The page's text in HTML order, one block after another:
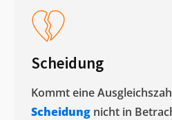
Scheidung
Kommt eine
Scheidung nicht in